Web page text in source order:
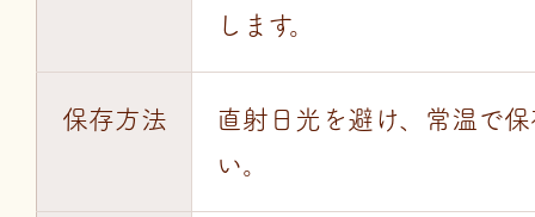
します。
保存方法
直射日光を避け、常温で
い。